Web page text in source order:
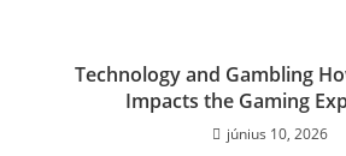
Technology and Gambling
Impacts the Gaming
június 10, 2026